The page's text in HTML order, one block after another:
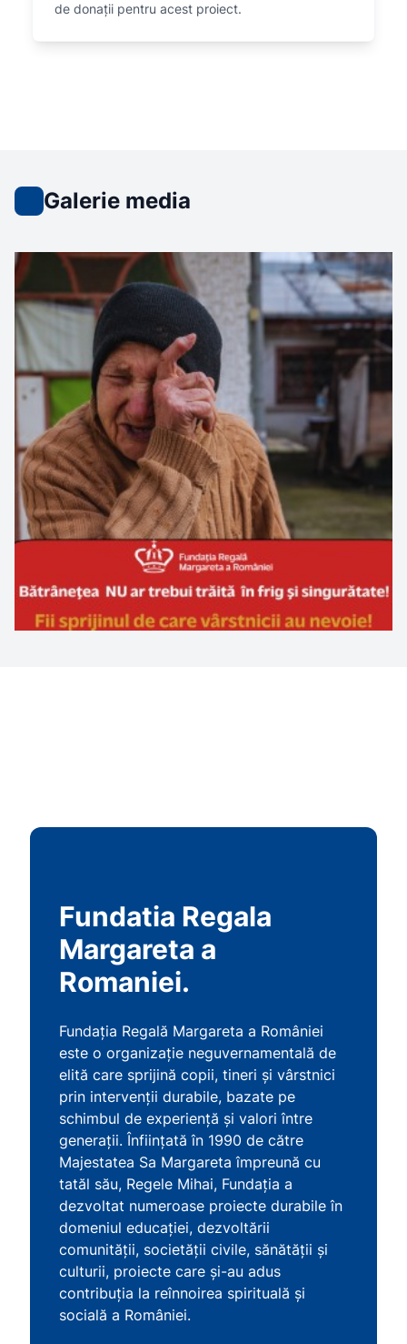
de donații pentru acest proiect.
Galerie media
Fundatia Regala
Margareta a
Romaniei.
Fundația Regală Margareta a României
este o organizație neguvernamentală de
elită care sprijină copii, tineri și vârstnici
prin intervenții durabile, bazate pe
schimbul de experiență și valori între
generații. Înființată în 1990 de către
Majestatea Sa Margareta împreună cu
tatăl său, Regele Mihai, Fundația a
dezvoltat numeroase proiecte durabile în
domeniul educației, dezvoltării
comunității, societății civile, sănătății și
culturii, proiecte care și-au adus
contribuția la reînnoirea spirituală și
socială a României.